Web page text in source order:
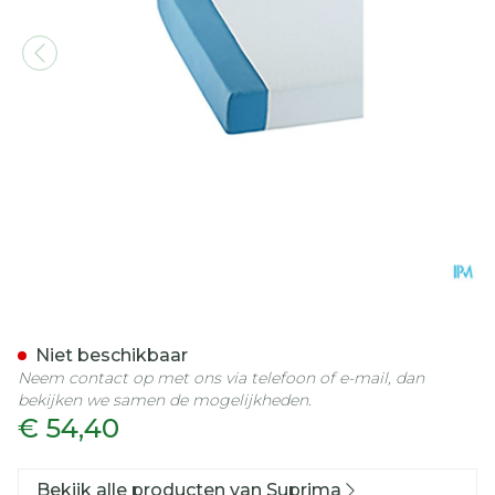
€ 54,40
Niet beschikbaar
Neem contact op met ons via telefoon of e-mail, dan
bekijken we samen de mogelijkheden.
Bekijk alle producten van Suprima